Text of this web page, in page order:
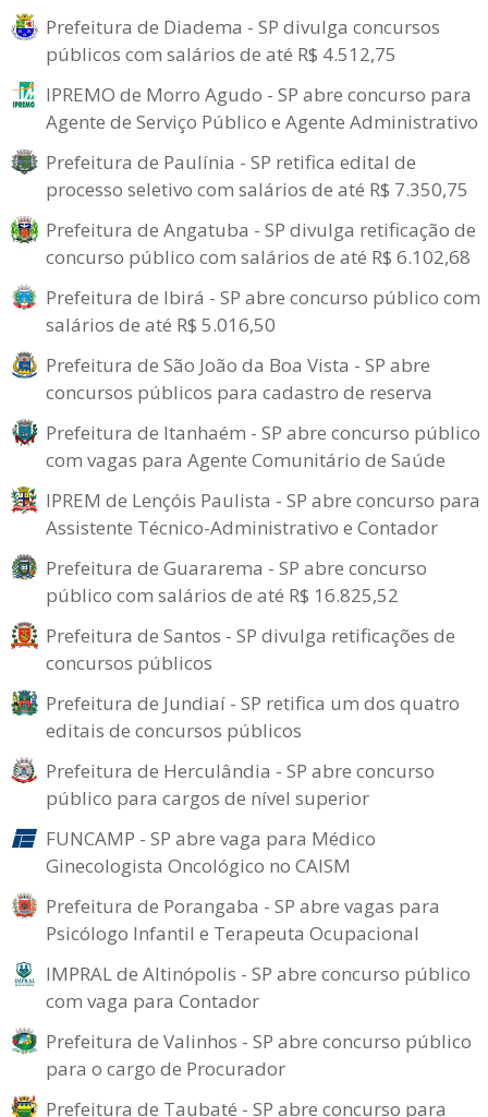
Prefeitura de Diadema - SP divulga concursos
públicos com salários de até R$ 4.512,75
IPREMO de Morro Agudo - SP abre concurso para
Agente de Serviço Público e Agente Administrativo
Prefeitura de Paulínia - SP retifica edital de
processo seletivo com salários de até R$ 7.350,75
Prefeitura de Angatuba - SP divulga retificação de
concurso público com salários de até R$ 6.102,68
Prefeitura de Ibirá - SP abre concurso público com
salários de até R$ 5.016,50
Prefeitura de São João da Boa Vista - SP abre
concursos públicos para cadastro de reserva
Prefeitura de Itanhaém - SP abre concurso público
com vagas para Agente Comunitário de Saúde
IPREM de Lençóis Paulista - SP abre concurso para
Assistente Técnico-Administrativo e Contador
Prefeitura de Guararema - SP abre concurso
público com salários de até R$ 16.825,52
Prefeitura de Santos - SP divulga retificações de
concursos públicos
Prefeitura de Jundiaí - SP retifica um dos quatro
editais de concursos públicos
Prefeitura de Herculândia - SP abre concurso
público para cargos de nível superior
FUNCAMP - SP abre vaga para Médico
Ginecologista Oncológico no CAISM
Prefeitura de Porangaba - SP abre vagas para
Psicólogo Infantil e Terapeuta Ocupacional
IMPRAL de Altinópolis - SP abre concurso público
com vaga para Contador
Prefeitura de Valinhos - SP abre concurso público
para o cargo de Procurador
Prefeitura de Taubaté - SP abre concurso para